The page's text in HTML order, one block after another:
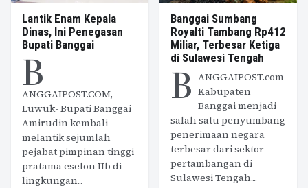
Lantik Enam Kepala
Dinas, Ini Penegasan
Bupati Banggai
B
ANGGAIPOST.COM,
Luwuk- Bupati Banggai
Amirudin kembali
melantik sejumlah
pejabat pimpinan tinggi
pratama eselon IIb di
lingkungan...
Banggai Sumbang
Royalti Tambang Rp412
Miliar, Terbesar Ketiga
di Sulawesi Tengah
B ANGGAIPOST.com
Kabupaten
Banggai menjadi
salah satu penyumbang
penerimaan negara
terbesar dari sektor
pertambangan di
Sulawesi Tengah....